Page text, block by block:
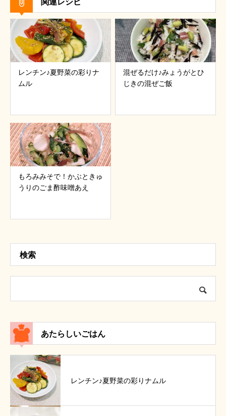
関連レシピ
レンチン♪夏野菜の彩りナ
ムル
混ぜるだけ♪みょうがとひ
じきの混ぜご飯
もろみみそで！かぶときゅ
うりのごま酢味噌あえ
検索
あたらしいごはん
レンチン♪夏野菜の彩りナムル